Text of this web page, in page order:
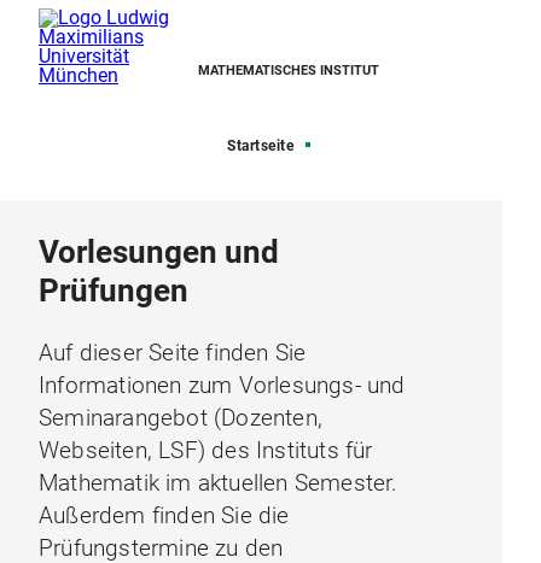
MATHEMATISCHES INSTITUT
Startseite
Vorlesungen und
Prüfungen
Auf dieser Seite finden Sie
Informationen zum Vorlesungs- und
Seminarangebot (Dozenten,
Webseiten, LSF) des Instituts für
Mathematik im aktuellen Semester.
Außerdem finden Sie die
Prüfungstermine zu den